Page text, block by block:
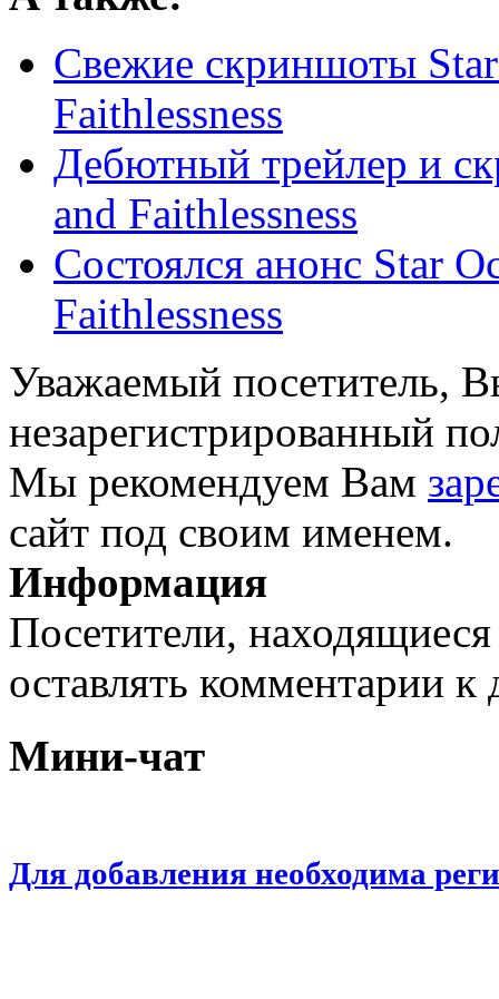
Свежие скриншоты
Faithlessness
Дебютный трейлер и
and Faithlessness
Состоялся анонс Star
Faithlessness
Уважаемый посетитель,
незарегистрированный
Мы рекомендуем Вам
сайт под своим именем.
Информация
Посетители,
оставлять комментарии
Мини-чат
Для добавления необходима